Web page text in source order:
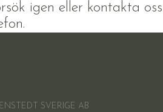
igen eller kontakta oss
SVERIGE AB